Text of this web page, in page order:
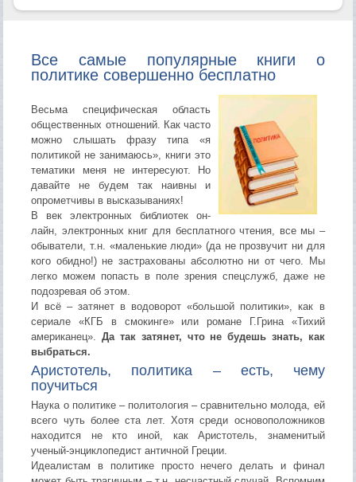
Все самые популярные книги о
политике совершенно бесплатно
Весьма специфическая область
общественных отношений. Как часто
можно слышать фразу типа «я
политикой не занимаюсь», книги это
тематики меня не интересуют. Но
давайте не будем так наивны и
опрометчивы в высказываниях!
В век электронных библиотек он-
лайн, электронных книг для бесплатного чтения, все мы –
обыватели, т.н. «маленькие люди» (да не прозвучит ни для
кого обидно!) не застрахованы абсолютно ни от чего. Мы
легко можем попасть в поле зрения спецслужб, даже не
подозревая об этом.
И всё – затянет в водоворот «большой политики», как в
сериале «КГБ в смокинге» или романе Г.Грина «Тихий
американец».Да так затянет, что не будешь знать, как
выбраться.
Аристотель, политика – есть, чему
поучиться
Наука о политике – политология – сравнительно молода, ей
всего чуть более ста лет. Хотя среди основоположников
находится не кто иной, как Аристотель, знаменитый
ученый-энциклопедист античной Греции.
Идеалистам в политике просто нечего делать и финал